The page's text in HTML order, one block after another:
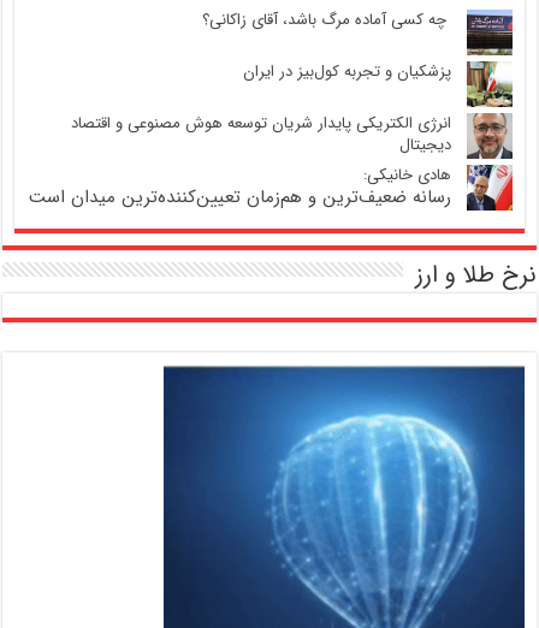
‍ چه کسی آماده مرگ باشد، آقای زاکانی؟
پزشکیان و تجربه کول‌بیز در ایران
انرژی الکتریکی پایدار شریان توسعه هوش مصنوعی و اقتصاد
دیجیتال
هادی خانیکی:
رسانه ضعیف‌ترین و هم‌زمان تعیین‌کننده‌ترین میدان است
نرخ طلا و ارز